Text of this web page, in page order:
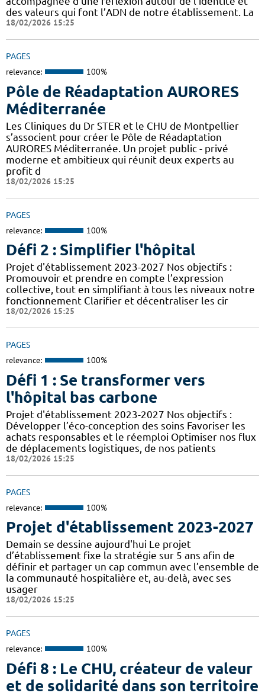
des valeurs qui font l’ADN de notre établissement. La
18/02/2026 15:25
PAGES
relevance: 100%
Pôle de Réadaptation AURORES
Méditerranée
Les Cliniques du Dr STER et le CHU de Montpellier
s’associent pour créer le Pôle de Réadaptation
AURORES Méditerranée. Un projet public - privé
moderne et ambitieux qui réunit deux experts au
profit d
18/02/2026 15:25
PAGES
relevance: 100%
Défi 2 : Simplifier l'hôpital
Projet d'établissement 2023-2027 Nos objectifs :
Promouvoir et prendre en compte l’expression
collective, tout en simplifiant à tous les niveaux notre
fonctionnement Clarifier et décentraliser les cir
18/02/2026 15:25
PAGES
relevance: 100%
Défi 1 : Se transformer vers
l'hôpital bas carbone
Projet d'établissement 2023-2027 Nos objectifs :
Développer l’éco-conception des soins Favoriser les
achats responsables et le réemploi Optimiser nos flux
de déplacements logistiques, de nos patients
18/02/2026 15:25
PAGES
relevance: 100%
Projet d'établissement 2023-2027
Demain se dessine aujourd'hui Le projet
d’établissement fixe la stratégie sur 5 ans afin de
définir et partager un cap commun avec l’ensemble de
la communauté hospitalière et, au-delà, avec ses
usager
18/02/2026 15:25
PAGES
relevance: 100%
Défi 8 : Le CHU, créateur de valeur
et de solidarité dans son territoire